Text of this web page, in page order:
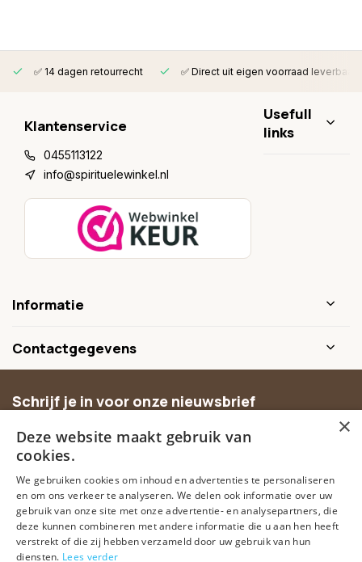
✅ 14 dagen retourrecht ✅ Direct uit eigen voorraad leverbaar
Klantenservice
0455113122
info@spirituelewinkel.nl
Usefull
links
Informatie
Contactgegevens
Schrijf je in voor onze nieuwsbrief
aanbiedingen.
Abonneer
×
Deze website maakt gebruik van
cookies.
We gebruiken cookies om inhoud en advertenties te personaliseren
en om ons verkeer te analyseren. We delen ook informatie over uw
gebruik van onze site met onze advertentie- en analysepartners, die
deze kunnen combineren met andere informatie die u aan hen heeft
verstrekt of die zij hebben verzameld door uw gebruik van hun
diensten. Lees verder